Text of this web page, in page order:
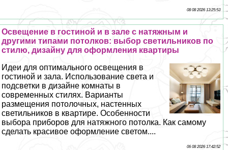
08 08 2026 13:25:53
Освещение в гостиной и в зале с натяжным и
другими типами потолков: выбор светильников по
стилю, дизайну для оформления квартиры
Идеи для оптимального освещения в
гостиной и зала. Использование света и
подсветки в дизайне комнаты в
современных стилях. Варианты
размещения потолочных, настенных
светильников в квартире. Особенности
выбора приборов для натяжного потолка. Как самому
сделать красивое оформление светом....
06 08 2026 17:42:52